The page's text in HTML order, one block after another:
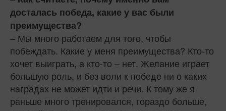
досталась победа, какие у вас были
преимущества?
– Мы много работаем для того, чтобы
побеждать. Какие у меня преимущества? Кто-то
хочет выиграть, а кто-то – нет. Желание играет
большую роль, и без воли к победе ни о каких
наградах не может идти и речи. К тому же я
раньше много тренировался, гораздо больше,